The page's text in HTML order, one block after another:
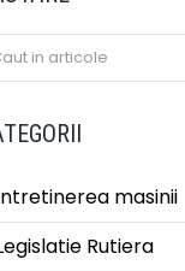
masinii
Rutiera